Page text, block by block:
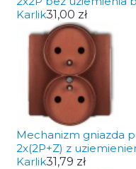
Karlik31,00 zł
Mechanizm gniazda
2x(2P+Z) z
Karlik31,79 zł